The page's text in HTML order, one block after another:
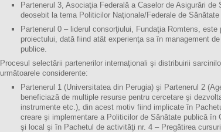
Partenerul 3, Asociaţia Federală a Caselor de Asigurări
deosebit la tema Politicilor Naţionale/Federale de
Partenerul 0 – liderul consorţiului, Fundaţia Romtens,
proiectului, dată fiind atât experienţa sa în management
publice.
Procesul selectării partenerilor internaţionali şi distribuirii
următoarele considerente:
Partenerul 1 (Universitatea din Perugia) şi Partenerul 2
beneficiază de multiple resurse pentru cercetare şi
instrumente etc.), din acest motiv fiind implicate în
creare şi implementare a Politicilor de Sănătate publică în
şi local şi în Pachetul de activităţi nr. 4 – Pregătirea